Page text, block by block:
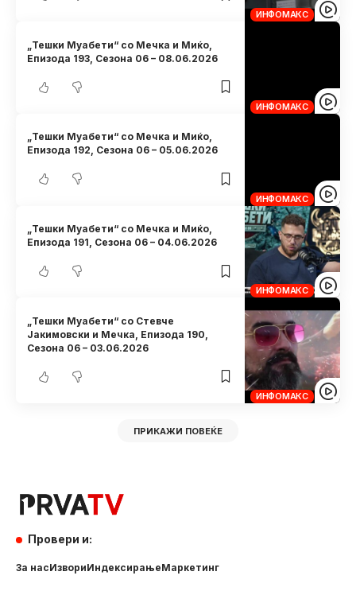
ИНФОМАКС
ИНФОМАКС
„Тешки Муабети“ со Мечка и Миќо,
Eпизода 193, Сезона 06 – 08.06.2026
ИНФОМАКС
„Тешки Муабети“ со Мечка и Миќо,
Eпизода 192, Сезона 06 – 05.06.2026
ИНФОМАКС
„Тешки Муабети“ со Мечка и Миќо,
Eпизода 191, Сезона 06 – 04.06.2026
ИНФОМАКС
„Тешки Муабети“ со Стевче
Јакимовски и Мечка, Eпизода 190,
Сезона 06 – 03.06.2026
ПРИКАЖИ ПОВЕЌЕ
Провери и:
За насИзвориИндексирањеМаркетинг